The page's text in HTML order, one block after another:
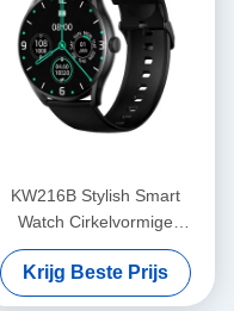
KW216B Stylish Smart
Watch Cirkelvormige
Smartwatch met Amoled
Display
Krijg Beste Prijs